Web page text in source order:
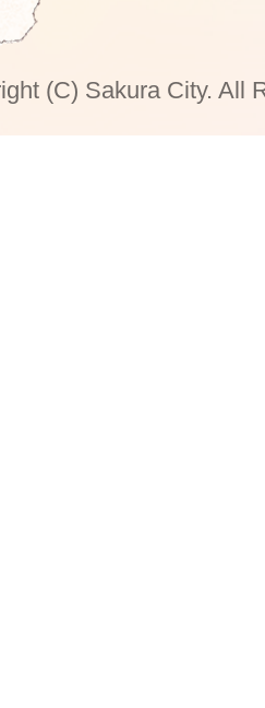
(C) Sakura City. All